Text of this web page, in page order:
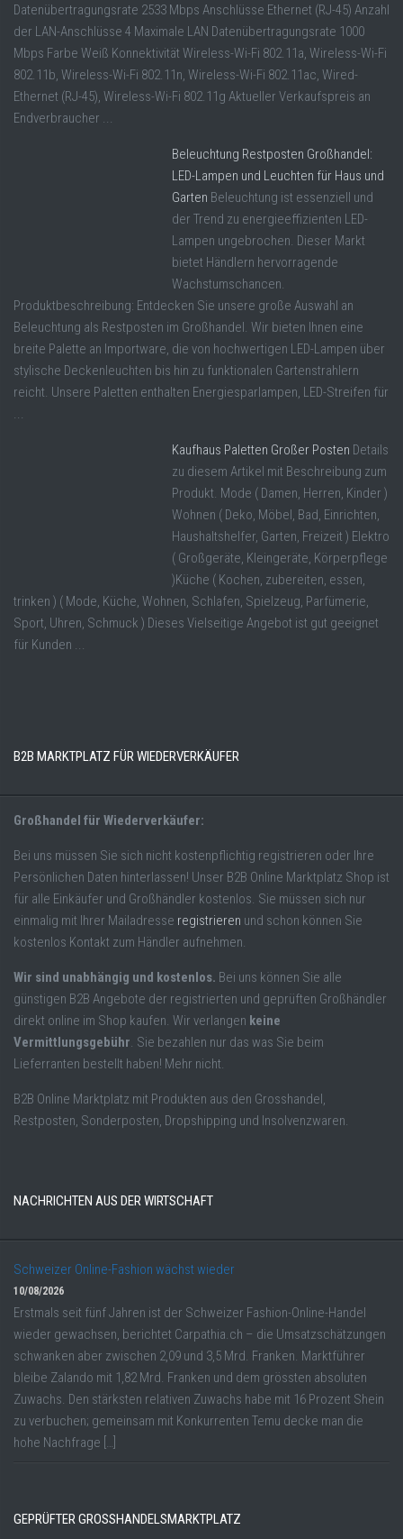
Datenübertragungsrate 2533 Mbps Anschlüsse Ethernet (RJ-45) Anzahl
der LAN-Anschlüsse 4 Maximale LAN Datenübertragungsrate 1000
Mbps Farbe Weiß Konnektivität Wireless-Wi-Fi 802.11a, Wireless-Wi-Fi
802.11b, Wireless-Wi-Fi 802.11n, Wireless-Wi-Fi 802.11ac, Wired-
Ethernet (RJ-45), Wireless-Wi-Fi 802.11g Aktueller Verkaufspreis an
Endverbraucher ...
Beleuchtung Restposten Großhandel:
LED-Lampen und Leuchten für Haus und
Garten Beleuchtung ist essenziell und
der Trend zu energieeffizienten LED-
Lampen ungebrochen. Dieser Markt
bietet Händlern hervorragende
Wachstumschancen.
Produktbeschreibung: Entdecken Sie unsere große Auswahl an
Beleuchtung als Restposten im Großhandel. Wir bieten Ihnen eine
breite Palette an Importware, die von hochwertigen LED-Lampen über
stylische Deckenleuchten bis hin zu funktionalen Gartenstrahlern
reicht. Unsere Paletten enthalten Energiesparlampen, LED-Streifen für
...
Kaufhaus Paletten Großer Posten Details
zu diesem Artikel mit Beschreibung zum
Produkt. Mode ( Damen, Herren, Kinder )
Wohnen ( Deko, Möbel, Bad, Einrichten,
Haushaltshelfer, Garten, Freizeit ) Elektro
( Großgeräte, Kleingeräte, Körperpflege
)Küche ( Kochen, zubereiten, essen,
trinken ) ( Mode, Küche, Wohnen, Schlafen, Spielzeug, Parfümerie,
Sport, Uhren, Schmuck ) Dieses Vielseitige Angebot ist gut geeignet
für Kunden ...
B2B MARKTPLATZ FÜR WIEDERVERKÄUFER
Großhandel für Wiederverkäufer:
Bei uns müssen Sie sich nicht kostenpflichtig registrieren oder Ihre
Persönlichen Daten hinterlassen! Unser B2B Online Marktplatz Shop ist
für alle Einkäufer und Großhändler kostenlos. Sie müssen sich nur
einmalig mit Ihrer Mailadresse registrieren und schon können Sie
kostenlos Kontakt zum Händler aufnehmen.
Wir sind unabhängig und kostenlos. Bei uns können Sie alle
günstigen B2B Angebote der registrierten und geprüften Großhändler
direkt online im Shop kaufen. Wir verlangen keine
Vermittlungsgebühr. Sie bezahlen nur das was Sie beim
Lieferranten bestellt haben! Mehr nicht.
B2B Online Marktplatz mit Produkten aus den Grosshandel,
Restposten, Sonderposten, Dropshipping und Insolvenzwaren.
NACHRICHTEN AUS DER WIRTSCHAFT
Schweizer Online-Fashion wächst wieder
10/08/2026
Erstmals seit fünf Jahren ist der Schweizer Fashion-Online-Handel
wieder gewachsen, berichtet Carpathia.ch – die Umsatzschätzungen
schwanken aber zwischen 2,09 und 3,5 Mrd. Franken. Marktführer
bleibe Zalando mit 1,82 Mrd. Franken und dem grössten absoluten
Zuwachs. Den stärksten relativen Zuwachs habe mit 16 Prozent Shein
zu verbuchen; gemeinsam mit Konkurrenten Temu decke man die
hohe Nachfrage […]
GEPRÜFTER GROSSHANDELSMARKTPLATZ